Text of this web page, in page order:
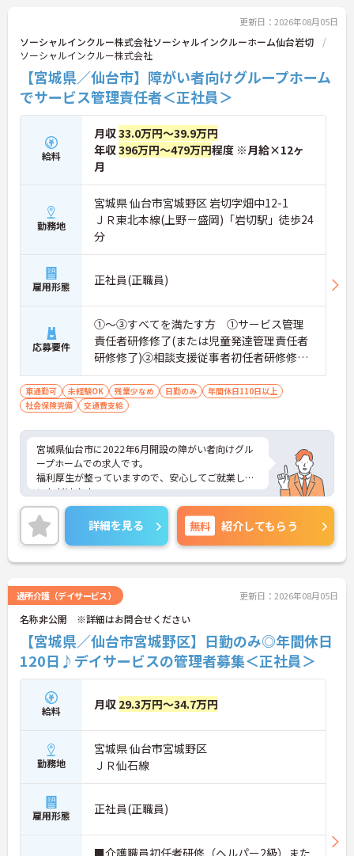
効率化など、ワークライフバランスを保ちながら定
年70歳まで長期的に活躍できる制度が盤石に整って
います。複数施設を経験することで培われるマネジ
メント視点は、将来的なエリアマネージャーへのキ
ャリアアップにも直結しており、最新の環境で専門
性を発揮したいプロフェッショナルの方にお勧めで
す。
★おすすめPOINT★
・広域支援員として複数のホームを巡るため、各ホ
ームのパートスタッフの教育やサポートにも携わる
ネージャー候補としてのステップアップに直結しま
す。
・定年70歳、再雇用75歳までという業界屈指の制度
なく長期的なキャリアを築いていただけます。
・全施設がバリアフリー設計かつ最新設備を備えて
おり、清潔感にあふれた美しい環境です。ハード面
に加え、ソフト面でも「献立の事前決定・レシピ完
備」により現場の負担が大幅に軽減されています。
ご利用者様の安全性はもちろん、働くスタッフにと
っても身体的負担が少なく、高いモチベーションを
保って業務に集中できます。
更新日：2026年08月05日
ソーシャルインクルー株式会社ソーシャルインクルーホーム仙台岩切
ソーシャルインクルー株式会社
【宮城県／仙台市】障がい者向けグループホーム
でサービス管理責任者＜正社員＞
給料
月収33.0万円～39.9万円
年収396万円～479万円程度 ※月給×12ヶ
月
勤務地
宮城県 仙台市宮城野区 岩切字畑中12-1
ＪＲ東北本線(上野－盛岡)「岩切駅」徒歩24
分
雇用形態 正社員(正職員)
応募要件
①～③すべてを満たす方 ①サービス管理
責任者研修修了(または児童発達管理責任者
研修修了)②相談支援従事者初任者研修修了
(または相談支援従事者実務者研修修了)③普
通自動車運転免許(AT限定可)
車通勤可 未経験OK 残業少なめ 日勤のみ
年間休日110日以上
社会保険完備
交通費支給
宮城県仙台市に2022年6月開設の障がい者向けグル
ープホームでの求人です。
福利厚生が整っていますので、安心してご就業して
いただけます。
年間休日114日！残業は少なめですのでプライベー
トとの予定が立てやすいです。
ご興味のある方には、面接対策ポイントなど、さら
に詳細をお話しいたしますので、お気軽にご相談く
ださい。
詳細を見る 無料 紹介してもらう
通所介護（デイサービス） 更新日：2026年08月05日
名称非公開 ※詳細はお問合せください
【宮城県／仙台市宮城野区】日勤のみ◎年間休日
120日♪デイサービスの管理者募集＜正社員＞
給料 月収 29.3万円～34.7万円
勤務地
宮城県 仙台市宮城野区
ＪＲ仙石線
雇用形態 正社員(正職員)